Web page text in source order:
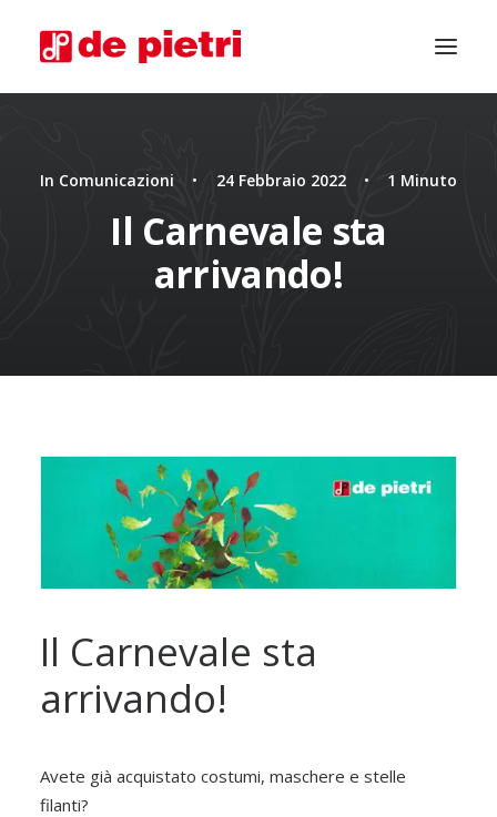
In Comunicazioni • 24 Febbraio 2022 • 1 Minuto
Il Carnevale sta
arrivando!
Il Carnevale sta
arrivando!
Avete già acquistato costumi, maschere e stelle
filanti?